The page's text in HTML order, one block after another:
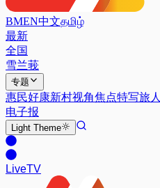
BMEN中文தமிழ்
最新
全国
雪兰莪
专题
惠民好康新村视角焦点特写旅
电子报
Light Theme
LiveTV